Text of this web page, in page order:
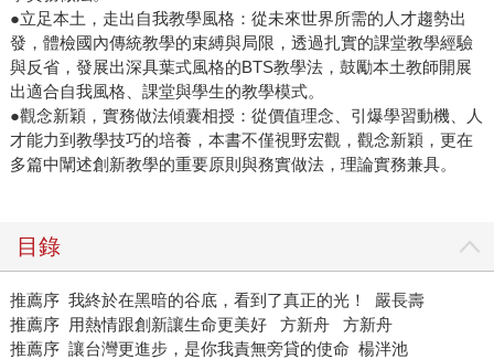
●立足本土，走出自我教學風格：從未來世界所需的人才趨勢出
發，體檢國內傳統教學的束縛與局限，透過扎實的課堂教學經驗
與反省，發展出深具葉式風格的BTS教學法，鼓勵本土教師開展
出適合自我風格、課堂與學生的教學模式。
●觀念新穎，實務做法傾囊相授：從價值理念、引爆學習動機、人
才能力到教學技巧的培養，本書不僅視野宏觀，觀念新穎，更在
多篇中闡述創新教學的重要原則與務實做法，理論實務兼具。
目錄
推薦序 我終於在黑暗的谷底，看到了真正的光！ 嚴長壽
推薦序 用熱情跟創新讓生命更美好 方新舟 方新舟
推薦序 讓台灣更進步，是你我責無旁貸的使命 楊泮池